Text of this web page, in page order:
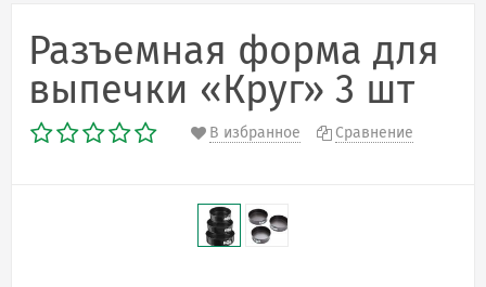
Разъемная форма для
выпечки «Круг» 3 шт
В избранное Сравнение